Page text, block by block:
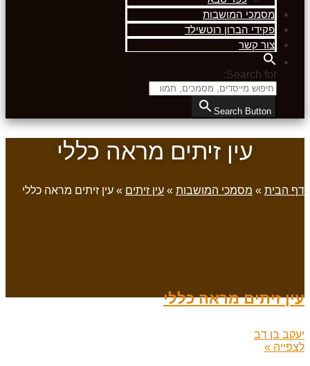
מסמכי המושבות
פקידי הברון רוטשילד
צור קשר
Search for:
Search Button
עין זיתים מראה כללי
דף הבית » מסמכי המושבות » עין זיתים » עין זיתים מראה כללי
עין זיתים מראה כללי
יעקב בן דב
לצפייה »